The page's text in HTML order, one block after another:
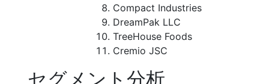
Compact Industries
DreamPak LLC
TreeHouse Foods
Cremio JSC
セグメント分析